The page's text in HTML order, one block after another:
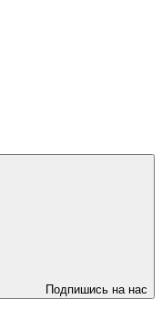
Подпишись на нас